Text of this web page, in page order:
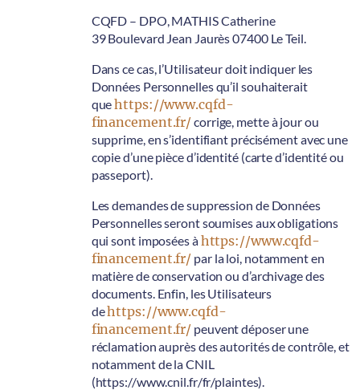
CQFD – DPO, MATHIS Catherine
39 Boulevard Jean Jaurès 07400 Le Teil.
Dans ce cas, l’Utilisateur doit indiquer les
Données Personnelles qu’il souhaiterait
quehttps://www.cqfd-
financement.fr/corrige, mette à jour ou
supprime, en s’identifiant précisément avec une
copie d’une pièce d’identité (carte d’identité ou
passeport).
Les demandes de suppression de Données
Personnelles seront soumises aux obligations
qui sont imposées àhttps://www.cqfd-
financement.fr/ par la loi, notamment en
matière de conservation ou d’archivage des
documents. Enfin, les Utilisateurs
dehttps://www.cqfd-
financement.fr/ peuvent déposer une
réclamation auprès des autorités de contrôle, et
notamment de la CNIL
(https://www.cnil.fr/fr/plaintes).